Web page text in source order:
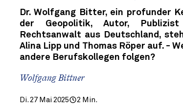
Dr. Wolfgang Bitter, ein profunder
der Geopolitik, Autor,
Rechtsanwalt aus Deutschland,
Alina Lipp und Thomas Röper auf. -
andere Berufskollegen folgen?
Wolfgang Bittner
Di. 27 Mai 2025 2 Min.